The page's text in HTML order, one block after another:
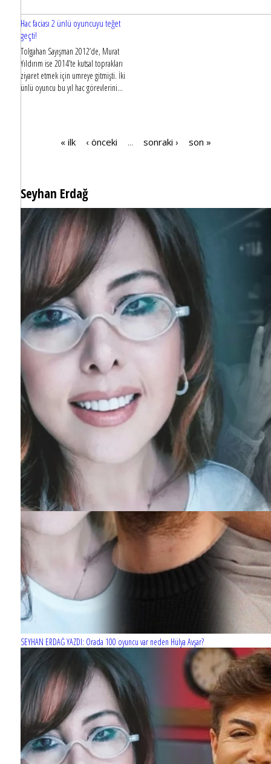
Hac faciası 2 ünlü oyuncuyu teğet
geçti!
Tolgahan Sayışman 2012’de, Murat
Yıldırım ise 2014’te kutsal toprakları
ziyaret etmek için umreye gitmişti. İki
ünlü oyuncu bu yıl hac görevlerini...
Mehmet Ali Erbil: Stelyo'nun
asistanı! Benimle ilgisi yok!
Atiye Sokak’taki bir kafede oturdukları
sırada habercileri fark eden Erbil,
arkadaşı ve menajeri Stelyo Pipis’i
arayarak yanlarına çağırdı. Ünlü...
« ilk ‹ önceki … sonraki › son »
Seyhan Erdağ
SEYHAN ERDAĞ YAZDI: Peki Mehmet Ali Erbil bu evliliği neden yaptı?
SEYHAN ERDAĞ YAZDI: Orada 100 oyuncu var neden Hülya Avşar?